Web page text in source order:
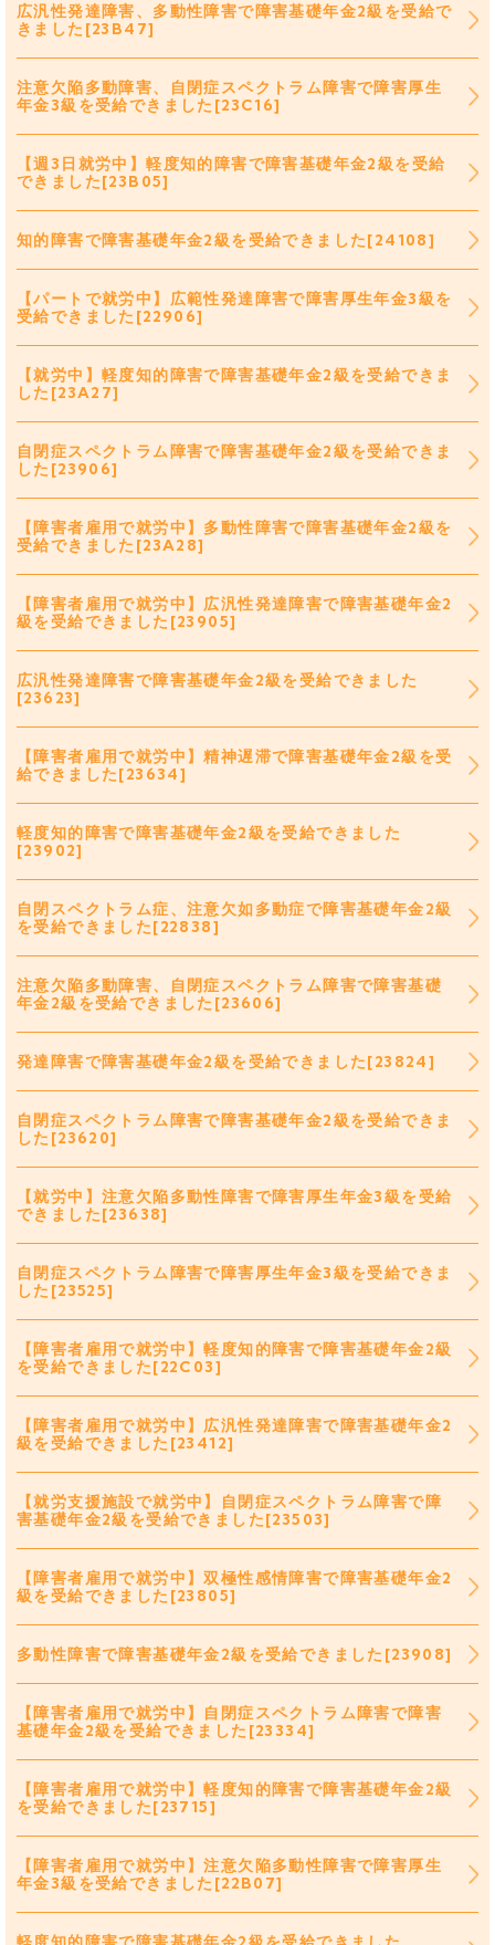
広汎性発達障害、多動性障害で障害基礎年金2級を受給で
きました[23B47]
注意欠陥多動障害、自閉症スペクトラム障害で障害厚生
年金3級を受給できました[23C16]
【週3日就労中】軽度知的障害で障害基礎年金2級を受給
できました[23B05]
知的障害で障害基礎年金2級を受給できました[24108]
【パートで就労中】広範性発達障害で障害厚生年金3級を
受給できました[22906]
【就労中】軽度知的障害で障害基礎年金2級を受給できま
した[23A27]
自閉症スペクトラム障害で障害基礎年金2級を受給できま
した[23906]
【障害者雇用で就労中】多動性障害で障害基礎年金2級を
受給できました[23A28]
【障害者雇用で就労中】広汎性発達障害で障害基礎年金2
級を受給できました[23905]
広汎性発達障害で障害基礎年金2級を受給できました
[23623]
【障害者雇用で就労中】精神遅滞で障害基礎年金2級を受
給できました[23634]
軽度知的障害で障害基礎年金2級を受給できました
[23902]
自閉スペクトラム症、注意欠如多動症で障害基礎年金2級
を受給できました[22838]
注意欠陥多動障害、自閉症スペクトラム障害で障害基礎
年金2級を受給できました[23606]
発達障害で障害基礎年金2級を受給できました[23824]
自閉症スペクトラム障害で障害基礎年金2級を受給できま
した[23620]
【就労中】注意欠陥多動性障害で障害厚生年金3級を受給
できました[23638]
自閉症スペクトラム障害で障害厚生年金3級を受給できま
した[23525]
【障害者雇用で就労中】軽度知的障害で障害基礎年金2級
を受給できました[22C03]
【障害者雇用で就労中】広汎性発達障害で障害基礎年金2
級を受給できました[23412]
【就労支援施設で就労中】自閉症スペクトラム障害で障
害基礎年金2級を受給できました[23503]
【障害者雇用で就労中】双極性感情障害で障害基礎年金2
級を受給できました[23805]
多動性障害で障害基礎年金2級を受給できました[23908]
【障害者雇用で就労中】自閉症スペクトラム障害で障害
基礎年金2級を受給できました[23334]
【障害者雇用で就労中】軽度知的障害で障害基礎年金2級
を受給できました[23715]
【障害者雇用で就労中】注意欠陥多動性障害で障害厚生
年金3級を受給できました[22B07]